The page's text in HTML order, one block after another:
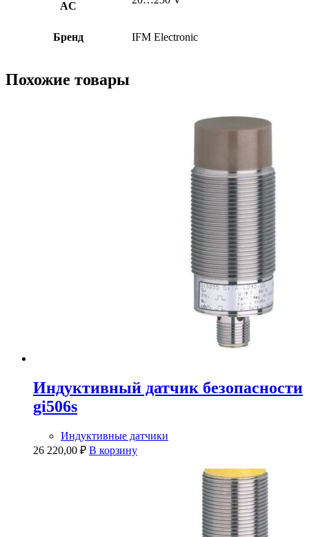
AC
Бренд IFM Electronic
Похожие товары
Индуктивный датчик безопасности
gi506s
Индуктивные датчики
26 220,00 ₽ В корзину